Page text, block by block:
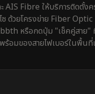
AIS Fibre ให้บริการติดตั้ง
ด้วยโครงข่าย Fiber Optic
หรือกดปุ่ม "เช็คคู่สาย"
ร้อมของสายไฟเบอร์ในพื้น